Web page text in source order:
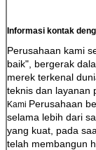
Informasi kontak
Perusahaan kami
baik", bergerak
merek terkenal
teknis dan layanan
Kami Perusahaan
selama lebih dari
yang kuat, pada
telah membangun